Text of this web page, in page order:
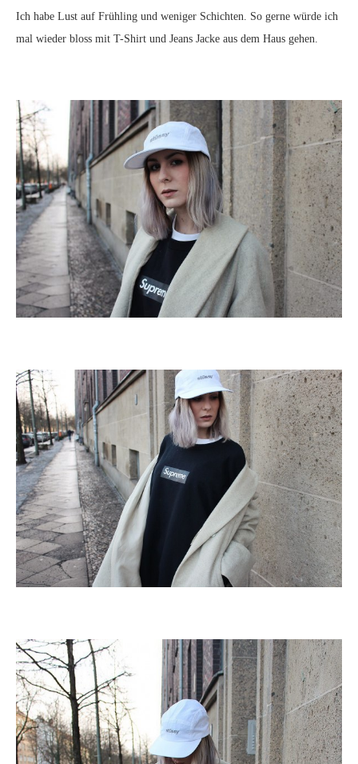
Ich habe Lust auf Frühling und weniger Schichten. So gerne würde ich
mal wieder bloss mit T-Shirt und Jeans Jacke aus dem Haus gehen.